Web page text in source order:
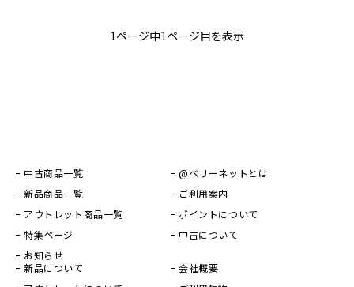
1ページ中1ページ目を表示
中古商品一覧
新品商品一覧
アウトレット商品一覧
特集ページ
お知らせ
@ベリーネットとは
ご利用案内
ポイントについて
中古について
新品について
会社概要